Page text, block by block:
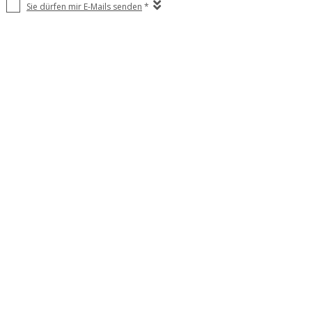
Sie dürfen mir E-Mails senden *